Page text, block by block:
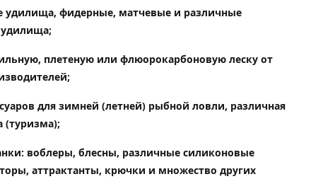
удилища, фидерные, матчевые и различные
удилища;
плетеную или флюорокарбоновую леску от
для зимней (летней) рыбной ловли, различная
(туризма);
воблеры, блесны, различные силиконовые
аттрактанты, крючки и множество других